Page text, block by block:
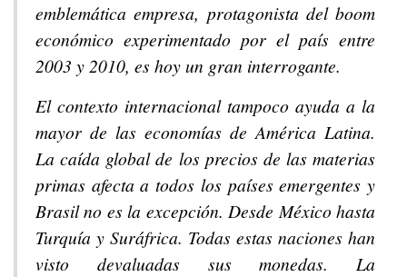
emblemática empresa, protagonista delboom
económico experimentado por el país entre
2003 y 2010, es hoy un gran interrogante.
El contexto internacional tampoco ayuda a la
mayor de las economías de América Latina.
La caída global de los precios de las materias
primas afecta a todos los países emergentes y
Brasil no es la excepción. Desde México hasta
Turquía y Suráfrica. Todas estas naciones han
visto devaluadas sus monedas. La